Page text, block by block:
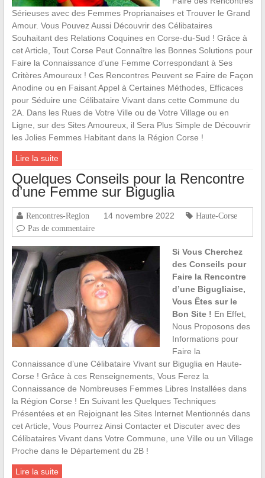
Sérieuses avec des Femmes Proprianaises et Trouver le Grand
Amour. Vous Pouvez Aussi Découvrir des Célibataires
Souhaitant des Relations Coquines en Corse-du-Sud ! Grâce à
cet Article, Tout Corse Peut Connaître les Bonnes Solutions pour
Faire la Connaissance d’une Femme Correspondant à Ses
Critères Amoureux ! Ces Rencontres Peuvent se Faire de Façon
Anodine ou en Faisant Appel à Certaines Méthodes, Efficaces
pour Séduire une Célibataire Vivant dans cette Commune du
2A. Dans les Rues de Votre Ville ou de Votre Village ou en
Ligne, sur des Sites Amoureux, il Sera Plus Simple de Découvrir
les Jolies Femmes Habitant dans la Région Corse !
Lire la suite
Quelques Conseils pour la Rencontre
d’une Femme sur Biguglia
Rencontres-Region 14 novembre 2022
Haute-Corse
Pas de commentaire
Si Vous Cherchez
des Conseils pour
Faire la Rencontre
d’une Bigugliaise,
Vous Êtes sur le
Bon Site ! En Effet,
Nous Proposons des
Informations pour
Faire la
Connaissance d’une Célibataire Vivant sur Biguglia en Haute-
Corse ! Grâce à ces Renseignements, Vous Ferez la
Connaissance de Nombreuses Femmes Libres Installées dans
la Région Corse ! En Suivant les Quelques Techniques
Présentées et en Rejoignant les Sites Internet Mentionnés dans
cet Article, Vous Pourrez Ainsi Contacter et Discuter avec des
Célibataires Vivant dans Votre Commune, une Ville ou un Village
Proche dans le Département du 2B !
Lire la suite